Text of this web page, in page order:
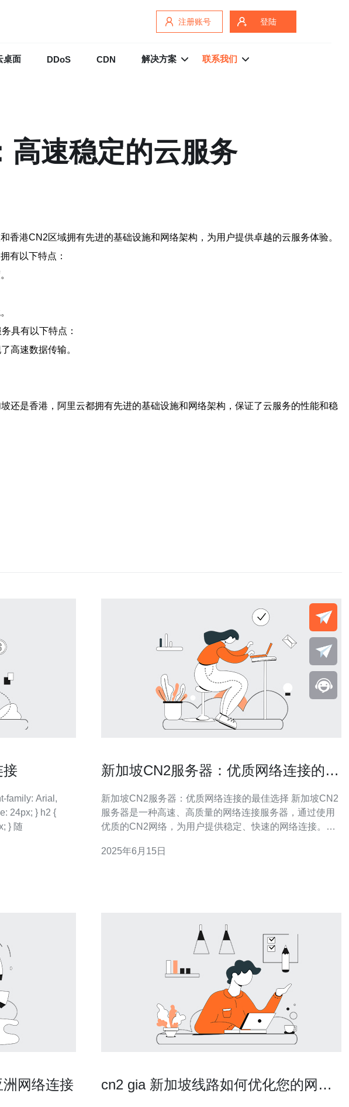
注册账号 登陆
桌面 DDoS CDN 解决方案 联系我们
高速稳定的云服务
港CN2区域拥有先进的基础设施和网络架构，为用户提供卓越的云服务体验。
有以下特点：
具有以下特点：
高速数据传输。
还是香港，阿里云都拥有先进的基础设施和网络架构，保证了云服务的性能和稳
接
font-size: 20px; } p { margin-bottom: 10px; } 随
新加坡CN2服务器：优质网络连接的最
新加坡CN2服务器：优质网络连接的最佳选择 新加坡CN2
服务器是一种高速、高质量的网络连接服务器，通过使用
优质的CN2网络，为用户提供稳定、快速的网络连接。这
2025年6月15日
网络连接
cn2 gia 新加坡线路如何优化您的网络